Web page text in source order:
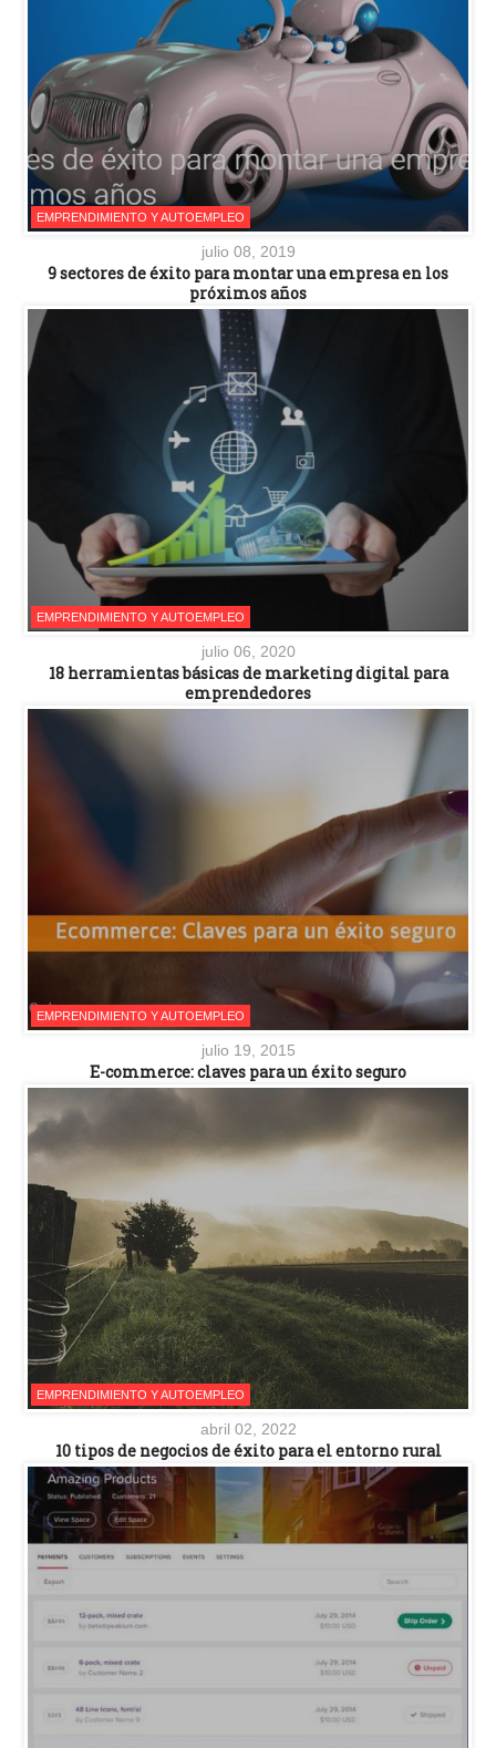
EMPRENDIMIENTO Y AUTOEMPLEO
julio 08, 2019
9 sectores de éxito para montar una empresa en los
próximos años
EMPRENDIMIENTO Y AUTOEMPLEO
julio 06, 2020
18 herramientas básicas de marketing digital para
emprendedores
EMPRENDIMIENTO Y AUTOEMPLEO
julio 19, 2015
E-commerce: claves para un éxito seguro
EMPRENDIMIENTO Y AUTOEMPLEO
abril 02, 2022
10 tipos de negocios de éxito para el entorno rural